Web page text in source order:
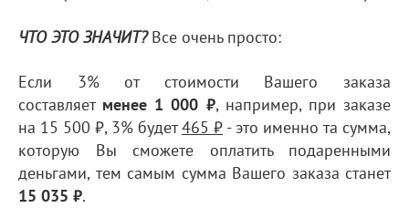
ЧТО ЭТО ЗНАЧИТ?Все очень просто:
Если 3% от стоимости Вашего заказа
составляет менее 1 000 ₽, например, при заказе
на 15 500 ₽, 3% будет465 ₽ - это именно та сумма,
которую Вы сможете оплатить подаренными
деньгами, тем самым сумма Вашего заказа станет
15 035 ₽.